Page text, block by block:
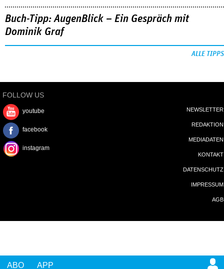
ABO APP
Buch-Tipp: AugenBlick – Ein Gespräch mit
Dominik Graf
ALLE TIPPS
FOLLOW US
youtube
facebook
instagram
NEWSLETTER
REDAKTION
MEDIADATEN
KONTAKT
DATENSCHUTZ
IMPRESSUM
AGB